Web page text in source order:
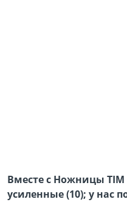
Вместе с Ножницы TIM
усиленные (10); у нас